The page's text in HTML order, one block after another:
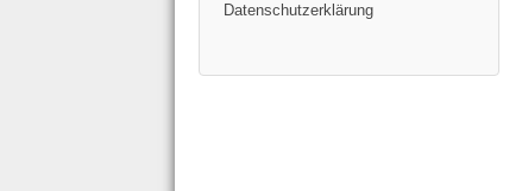
Datenschutzerklärung